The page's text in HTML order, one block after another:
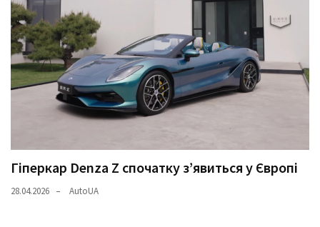
Гіперкар Denza Z спочатку з’явиться у Європі
28.04.2026 AutoUA